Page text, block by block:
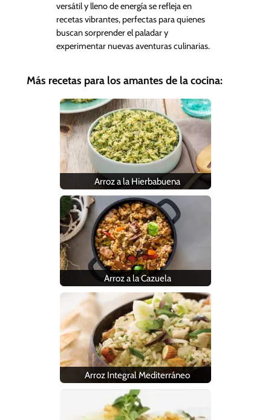
versátil y lleno de energía se refleja en
recetas vibrantes, perfectas para quienes
buscan sorprender el paladar y
experimentar nuevas aventuras culinarias.
Más recetas para los amantes de la cocina:
Arroz a la Hierbabuena
Arroz a la Cazuela
Arroz Integral Mediterráneo